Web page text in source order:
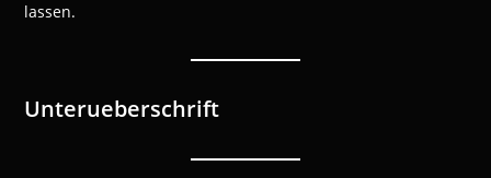
lassen.
Unterueberschrift